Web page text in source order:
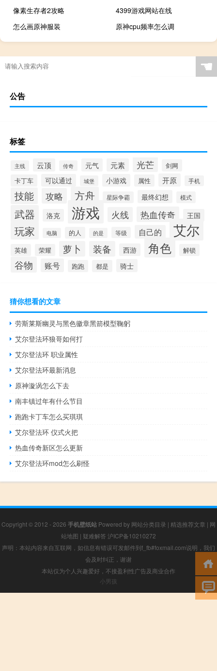
像素生存者2攻略
4399游戏网站在线
怎么画原神服装
原神cpu频率怎么调
☚
公告
标签
主线 云顶 传奇 元气 元素 光芒
剑网
卡丁车
可以通过 城堡 小游戏 属性 开原 手机
技能 攻略 方舟 星际争霸 最终幻想 模式
武器 洛克 游戏 火线 热血传奇 王国
玩家 电脑 的人 的是 等级 自己的 艾尔
英雄 荣耀 萝卜 装备 西游 角色 解锁
谷物 账号 跑跑 都是 骑士
猜你想看的文章
劳斯莱斯幽灵与黑色徽章黑箭模型鞠躬
艾尔登法环狼哥如何打
艾尔登法环 职业属性
艾尔登法环最新消息
原神漩涡怎么下去
南丰镇过年有什么节目
跑跑卡丁车怎么买琪琪
艾尔登法环 仪式火把
热血传奇新区怎么更新
艾尔登法环mod怎么刷怪
Copyright © 2012 - 2026 手机壁纸站 Powered by 网站分类目录 | 精选推荐文章 | 网
站地图 | 疑难解答 沪ICP备10210272
声明：本站内容来自互联网，如信息有错误可发邮件到f_fb#foxmail.com说明，我们
会及时纠正，谢谢
本站仅为个人兴趣爱好，不接盈利性广告及商业合作
小男孩